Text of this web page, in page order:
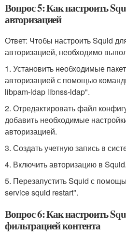
Вопрос 5: Как настроить
авторизацией
Ответ: Чтобы настроить Squid
авторизацией, необходимо
1. Установить необходимые
авторизацией с помощью
libpam-ldap libnss-ldap".
2. Отредактировать файл
добавить необходимые
авторизацией.
3. Создать учетную запись в
4. Включить авторизацию в Squid.
5. Перезапустить Squid с
service squid restart".
Вопрос 6: Как настроить
фильтрацией контента